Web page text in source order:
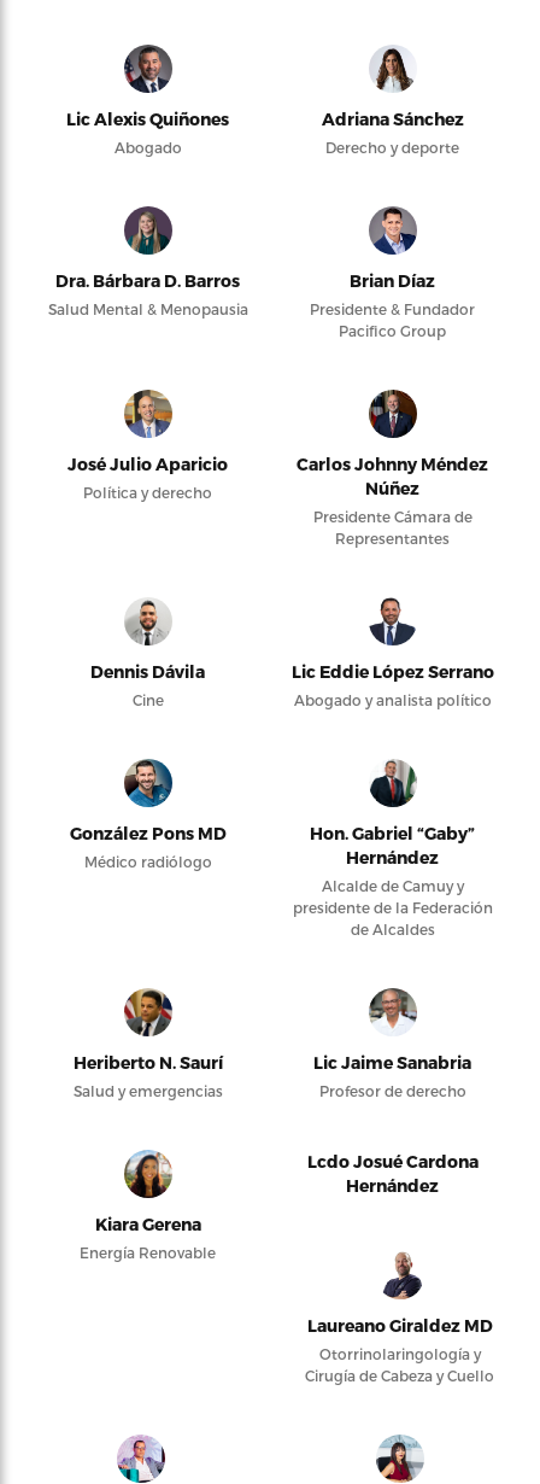
Lic Alexis Quiñones
Abogado
Adriana Sánchez
Derecho y deporte
Dra. Bárbara D. Barros
Salud Mental & Menopausia
Brian Díaz
Presidente & Fundador
Pacifico Group
José Julio Aparicio
Política y derecho
Carlos Johnny Méndez
Núñez
Presidente Cámara de
Representantes
Dennis Dávila
Cine
Lic Eddie López Serrano
Abogado y analista político
González Pons MD
Médico radiólogo
Hon. Gabriel “Gaby”
Hernández
Alcalde de Camuy y
presidente de la Federación
de Alcaldes
Heriberto N. Saurí
Salud y emergencias
Lic Jaime Sanabria
Profesor de derecho
Kiara Gerena
Energía Renovable
Lcdo Josué Cardona
Hernández
Laureano Giraldez MD
Otorrinolaringología y
Cirugía de Cabeza y Cuello